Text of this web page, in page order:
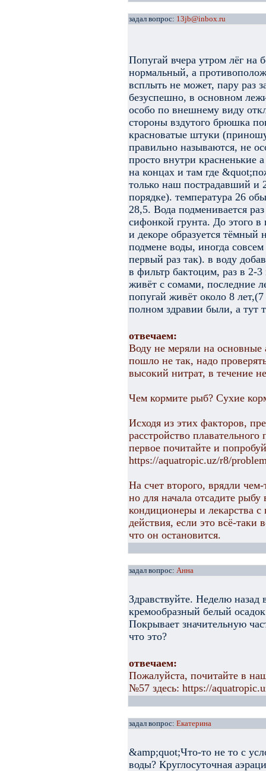
задал вопрос: 13jb@inbox.ru
Попугай вчера утром лёг на
нормальный, а
всплыть не может, пару раз
безуспешно, в основном
особо по внешнему виду
стороны вздутого брюшка
красноватые штуки
правильно называются, не
просто внутри красненькие
на концах и там где
только наш пострадавший и
порядке). температура 26
28,5. Вода подменивается
сифонкой грунта. До этого в
и декоре образуется тёмный
подмене воды, иногда совсем
первый раз так). в воду
в фильтр бактоцим, раз в 2-
живёт с сомами, последние
попугай живёт около 8
полном здравии были, а тут
отвечаем:
Воду не меряли на основные
пошло не так, надо
высокий нитрат, в течение
Чем кормите рыб? Сухие
Исходя из этих факторов,
расстройство
первое почитайте и
https://aquatropic.uz/r8/
На счет второго, врядли
но для начала отсадите
кондиционеры и лекарства
действия, если это всё-таки
что он остановится.
задал вопрос: Анна
Здравствуйте. Неделю назад
кремообразный белый
Покрывает значительную
что это?
отвечаем:
Пожалуйста, почитайте в
№57 здесь: https://
задал вопрос: Екатерина
&amp;quot;Что-то не то с
воды? Круглосуточная